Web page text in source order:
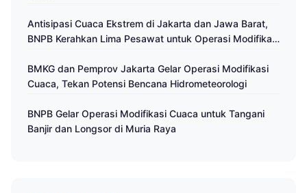
Antisipasi Cuaca Ekstrem di Jakarta dan Jawa Barat,
BNPB Kerahkan Lima Pesawat untuk Operasi Modifikasi
BMKG dan Pemprov Jakarta Gelar Operasi Modifikasi
Cuaca, Tekan Potensi Bencana Hidrometeorologi
BNPB Gelar Operasi Modifikasi Cuaca untuk Tangani
Banjir dan Longsor di Muria Raya